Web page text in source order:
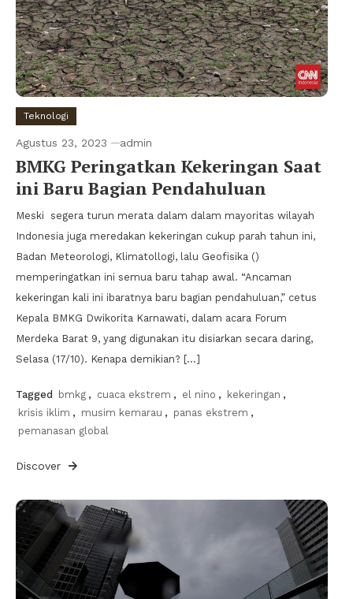
Teknologi
Agustus 23, 2023 admin
BMKG Peringatkan Kekeringan Saat
ini Baru Bagian Pendahuluan
Meski segera turun merata dalam dalam mayoritas wilayah
Indonesia juga meredakan kekeringan cukup parah tahun ini,
Badan Meteorologi, Klimatollogi, lalu Geofisika ()
memperingatkan ini semua baru tahap awal. “Ancaman
kekeringan kali ini ibaratnya baru bagian pendahuluan,” cetus
Kepala BMKG Dwikorita Karnawati, dalam acara Forum
Merdeka Barat 9, yang digunakan itu disiarkan secara daring,
Selasa (17/10). Kenapa demikian? […]
Tagged bmkg , cuaca ekstrem , el nino , kekeringan ,
krisis iklim , musim kemarau , panas ekstrem ,
pemanasan global
Discover